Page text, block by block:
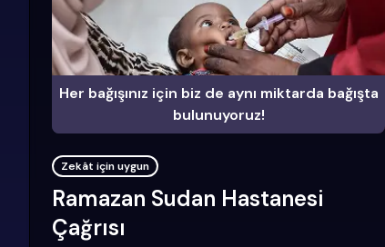
Her bağışınız için biz de aynı miktarda bağışta
bulunuyoruz!
Zekât için uygun
Ramazan Sudan Hastanesi
Çağrısı